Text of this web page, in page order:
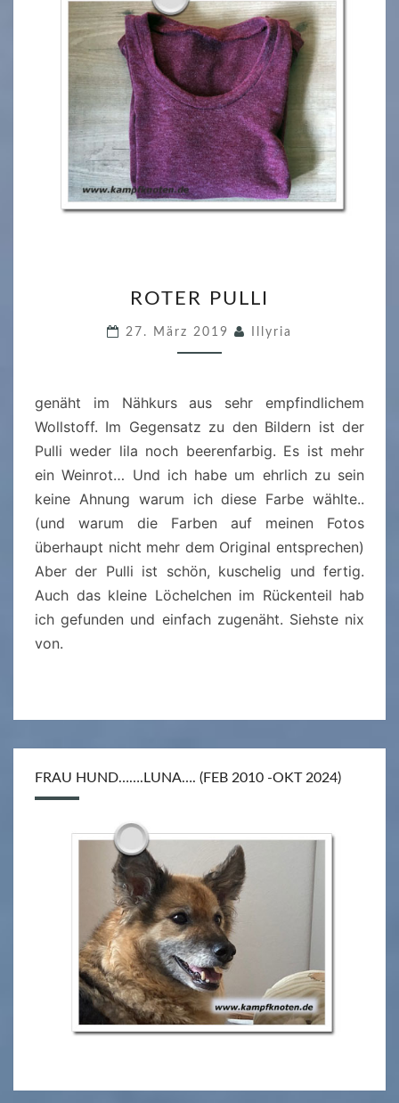
T
E
N
O
T
E
P
U
L
L
I
ROTER PULLI
27. März 2019 Illyria
genäht im Nähkurs aus sehr empfindlichem
Wollstoff. Im Gegensatz zu den Bildern ist der
Pulli weder lila noch beerenfarbig. Es ist mehr
ein Weinrot… Und ich habe um ehrlich zu sein
keine Ahnung warum ich diese Farbe wählte..
(und warum die Farben auf meinen Fotos
überhaupt nicht mehr dem Original entsprechen)
Aber der Pulli ist schön, kuschelig und fertig.
Auch das kleine Löchelchen im Rückenteil hab
ich gefunden und einfach zugenäht. Siehste nix
von.
FRAU HUND…….LUNA…. (FEB 2010 -OKT 2024)